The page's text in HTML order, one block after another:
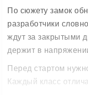
По сюжету замок
разработчики
ждут за закрытыми
держит в
Перед стартом
Каждый класс